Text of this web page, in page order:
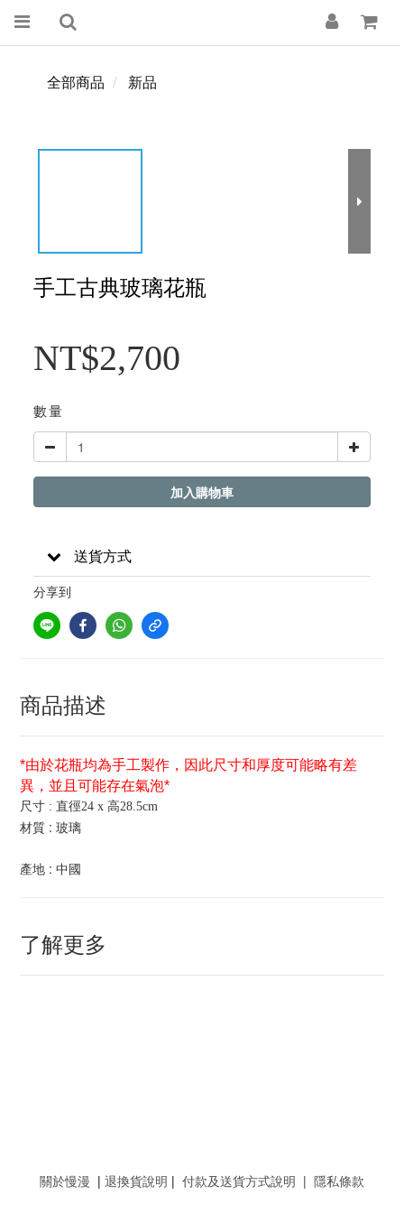
全部商品 新品
手工古典玻璃花瓶
NT$2,700
數量
加入購物車
送貨方式
分享到
商品描述
*由於花瓶均為手工製作，因此尺寸和厚度可能略有差
異，並且可能存在氣泡*
尺寸 : 直徑24 x 高28.5cm
材質 : 玻璃
產地 : 中國
了解更多
關於慢漫 | 退換貨說明 | 付款及送貨方式說明 | 隱私條款